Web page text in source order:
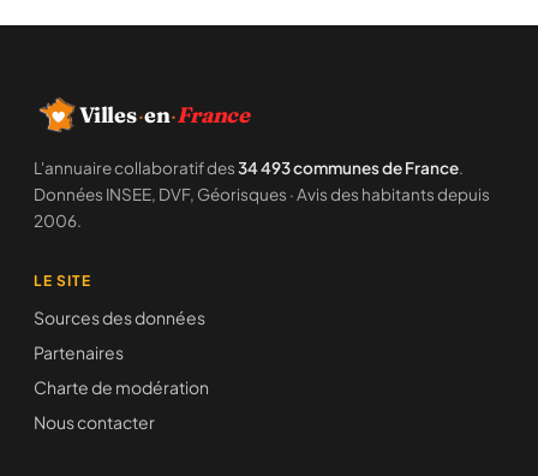
Villes·en·France
L'annuaire collaboratif des34 493 communes de France.
Données INSEE, DVF, Géorisques · Avis des habitants depuis
2006.
LE SITE
Sources des données
Partenaires
Charte de modération
Nous contacter